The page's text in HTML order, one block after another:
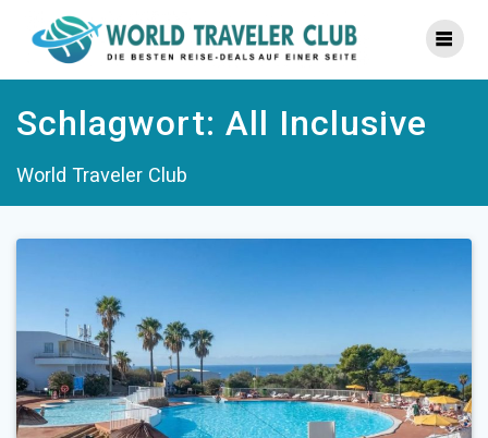
Inhalt
springen
Schlagwort: All Inclusive
World Traveler Club